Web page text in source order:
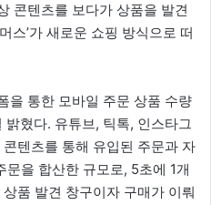
콘텐츠를 보다가 상품을 발견
스’가 새로운 쇼핑 방식으로 떠
을 통한 모바일 주문 상품 수량
혔다. 유튜브, 틱톡, 인스타그
텐츠를 통해 유입된 주문과 자
을 합산한 규모로, 5초에 1개
품 발견 창구이자 구매가 이뤄